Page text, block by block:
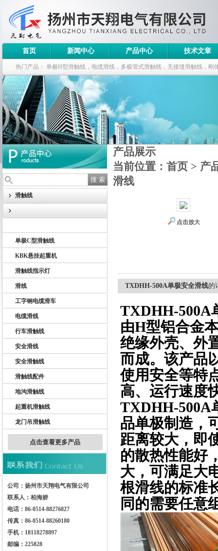
扬州市天翔电气有限公司
首页 新闻中心 产品中心 技术文章
热门产品： 单极H型滑触线，电缆滑线，多极管式滑触线，无接缝滑触线，刚
钢电缆滑车
滑触线
U10型滑触线
单极C型滑触线
KBK悬挂起重机
滑触线指示灯
滑线
工字钢电缆滑车
电缆滑线
行车滑触线
安全滑线
安全滑触线
滑触线配件
地沟滑触线
起重机滑触线
龙门吊滑触线
点击查看更多产品
公司：扬州市天翔电气有限公司
联系人：柏海娇
电话：86-0514-88276827
传真：86-0514-88260180
手机：18118278897
邮编：225828
产品展示
当前位置： 首页 > 产
滑线
点击放大
TXDHH-500A单极安全滑线的
TXDHH-500A
由H型铝合金
绝缘外壳、外
而成。该产品
使用安全等特
高、运行速度
TXDHH-500A
品单极制造，
距离较大，即
的散热性能好
大，可满足大
根滑线的标准
同的需要任意